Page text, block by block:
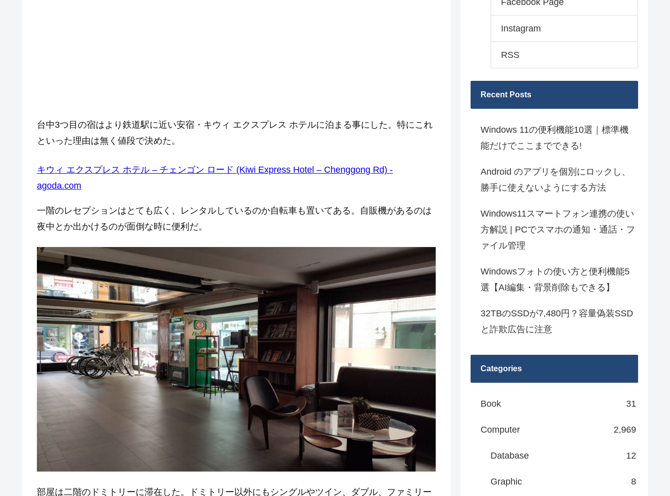
台中3つ目の宿はより鉄道駅に近い安宿・キウィ エクスプレス ホテルに泊まる事にした。特にこれ
といった理由は無く値段で決めた。
キウィ エクスプレス ホテル – チェンゴン ロード (Kiwi Express Hotel – Chenggong Rd) -
agoda.com
一階のレセプションはとても広く、レンタルしているのか自転車も置いてある。自販機があるのは
夜中とか出かけるのが面倒な時に便利だ。
部屋は二階のドミトリーに滞在した。ドミトリー以外にもシングルやツイン、ダブル、ファミリー
Instagram
RSS
Recent Posts
Windows 11の便利機能10選｜標準機
能だけでここまでできる!
Android のアプリを個別にロックし、
勝手に使えないようにする方法
Windows11スマートフォン連携の使い
方解説 | PCでスマホの通知・通話・フ
ァイル管理
Windowsフォトの使い方と便利機能5
選【AI編集・背景削除もできる】
32TBのSSDが7,480円？容量偽装SSD
と詐欺広告に注意
Categories
Book 31
Computer 2,969
Database 12
Graphic 8